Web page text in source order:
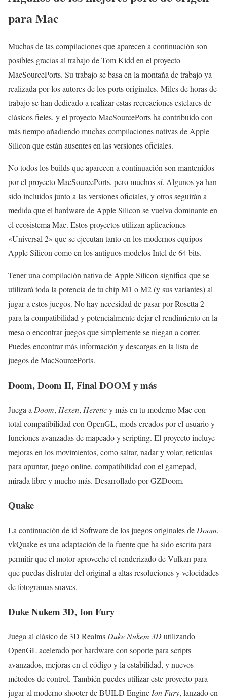
para Mac
Muchas de las compilaciones que aparecen a continuación son
posibles gracias al trabajo de Tom Kidd en el proyecto
MacSourcePorts. Su trabajo se basa en la montaña de trabajo ya
realizada por los autores de los ports originales. Miles de horas de
trabajo se han dedicado a realizar estas recreaciones estelares de
clásicos fieles, y el proyecto MacSourcePorts ha contribuido con
más tiempo añadiendo muchas compilaciones nativas de Apple
Silicon que están ausentes en las versiones oficiales.
No todos los builds que aparecen a continuación son mantenidos
por el proyecto MacSourcePorts, pero muchos sí. Algunos ya han
sido incluidos junto a las versiones oficiales, y otros seguirán a
medida que el hardware de Apple Silicon se vuelva dominante en
el ecosistema Mac. Estos proyectos utilizan aplicaciones
«Universal 2» que se ejecutan tanto en los modernos equipos
Apple Silicon como en los antiguos modelos Intel de 64 bits.
Tener una compilación nativa de Apple Silicon significa que se
utilizará toda la potencia de tu chip M1 o M2 (y sus variantes) al
jugar a estos juegos. No hay necesidad de pasar por Rosetta 2
para la compatibilidad y potencialmente dejar el rendimiento en la
mesa o encontrar juegos que simplemente se niegan a correr.
Puedes encontrar más información y descargas en la lista de
juegos de MacSourcePorts.
Doom, Doom II, Final DOOM y más
Juega aDoom, Hexen, Hereticy más en tu moderno Mac con
total compatibilidad con OpenGL, mods creados por el usuario y
funciones avanzadas de mapeado y scripting. El proyecto incluye
mejoras en los movimientos, como saltar, nadar y volar; retículas
para apuntar, juego online, compatibilidad con el gamepad,
mirada libre y mucho más. Desarrollado por GZDoom.
Quake
La continuación de id Software de los juegos originales de Doom,
vkQuake es una adaptación de la fuente que ha sido escrita para
permitir que el motor aproveche el renderizado de Vulkan para
que puedas disfrutar del original a altas resoluciones y velocidades
de fotogramas suaves.
Duke Nukem 3D, Ion Fury
Juega al clásico de 3D RealmsDuke Nukem 3Dutilizando
OpenGL acelerado por hardware con soporte para scripts
avanzados, mejoras en el código y la estabilidad, y nuevos
métodos de control. También puedes utilizar este proyecto para
jugar al moderno shooter de BUILD EngineIon Fury, lanzado en